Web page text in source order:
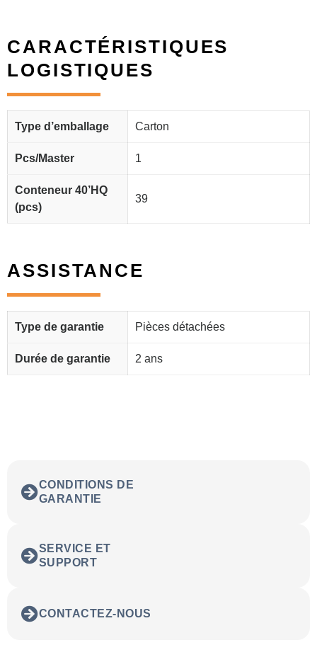
CARACTÉRISTIQUES
LOGISTIQUES
Type d’emballage Carton
Pcs/Master 1
Conteneur 40’HQ
(pcs)
39
ASSISTANCE
Type de garantie Pièces détachées
Durée de garantie 2 ans
CONDITIONS DE
GARANTIE
SERVICE ET
SUPPORT
CONTACTEZ-NOUS